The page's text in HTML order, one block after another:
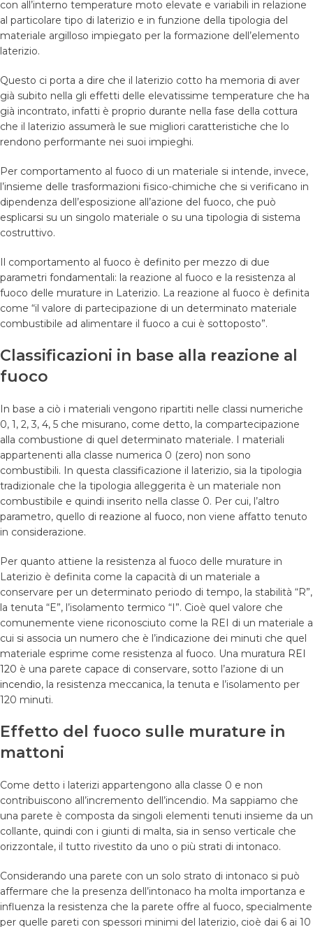
con all’interno temperature moto elevate e variabili in relazione
al particolare tipo di laterizio e in funzione della tipologia del
materiale argilloso impiegato per la formazione dell’elemento
laterizio.
Questo ci porta a dire che il laterizio cotto ha memoria di aver
già subito nella gli effetti delle elevatissime temperature che ha
già incontrato, infatti è proprio durante nella fase della cottura
che il laterizio assumerà le sue migliori caratteristiche che lo
rendono performante nei suoi impieghi.
Per comportamento al fuoco di un materiale si intende, invece,
l’insieme delle trasformazioni fisico-chimiche che si verificano in
dipendenza dell’esposizione all’azione del fuoco, che può
esplicarsi su un singolo materiale o su una tipologia di sistema
costruttivo.
Il comportamento al fuoco è definito per mezzo di due
parametri fondamentali: la reazione al fuoco e la resistenza al
fuoco delle murature in Laterizio. La reazione al fuoco è definita
come “il valore di partecipazione di un determinato materiale
combustibile ad alimentare il fuoco a cui è sottoposto”.
Classificazioni in base alla reazione al
fuoco
In base a ciò i materiali vengono ripartiti nelle classi numeriche
0, 1, 2, 3, 4, 5 che misurano, come detto, la compartecipazione
alla combustione di quel determinato materiale. I materiali
appartenenti alla classe numerica 0 (zero) non sono
combustibili. In questa classificazione il laterizio, sia la tipologia
tradizionale che la tipologia alleggerita è un materiale non
combustibile e quindi inserito nella classe 0. Per cui, l’altro
parametro, quello di reazione al fuoco, non viene affatto tenuto
in considerazione.
Per quanto attiene la resistenza al fuoco delle murature in
Laterizio è definita come la capacità di un materiale a
conservare per un determinato periodo di tempo, la stabilità “R”,
la tenuta “E”, l’isolamento termico “I”. Cioè quel valore che
comunemente viene riconosciuto come la REI di un materiale a
cui si associa un numero che è l’indicazione dei minuti che quel
materiale esprime come resistenza al fuoco. Una muratura REI
120 è una parete capace di conservare, sotto l’azione di un
incendio, la resistenza meccanica, la tenuta e l’isolamento per
120 minuti.
Effetto del fuoco sulle murature in
mattoni
Come detto i laterizi appartengono alla classe 0 e non
contribuiscono all’incremento dell’incendio. Ma sappiamo che
una parete è composta da singoli elementi tenuti insieme da un
collante, quindi con i giunti di malta, sia in senso verticale che
orizzontale, il tutto rivestito da uno o più strati di intonaco.
Considerando una parete con un solo strato di intonaco si può
affermare che la presenza dell’intonaco ha molta importanza e
influenza la resistenza che la parete offre al fuoco, specialmente
per quelle pareti con spessori minimi del laterizio, cioè dai 6 ai 10